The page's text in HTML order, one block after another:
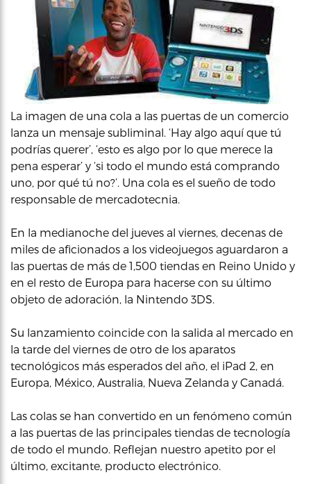
La imagen de una cola a las puertas de un comercio
lanza un mensaje subliminal. ‘Hay algo aquí que tú
podrías querer’, ‘esto es algo por lo que merece la
pena esperar’ y ‘si todo el mundo está comprando
uno, por qué tú no?’. Una cola es el sueño de todo
responsable de mercadotecnia.
En la medianoche del jueves al viernes, decenas de
miles de aficionados a los videojuegos aguardaron a
las puertas de más de 1,500 tiendas en Reino Unido y
en el resto de Europa para hacerse con su último
objeto de adoración, la Nintendo 3DS.
Su lanzamiento coincide con la salida al mercado en
la tarde del viernes de otro de los aparatos
tecnológicos más esperados del año, el iPad 2, en
Europa, México, Australia, Nueva Zelanda y Canadá.
Las colas se han convertido en un fenómeno común
a las puertas de las principales tiendas de tecnología
de todo el mundo. Reflejan nuestro apetito por el
último, excitante, producto electrónico.